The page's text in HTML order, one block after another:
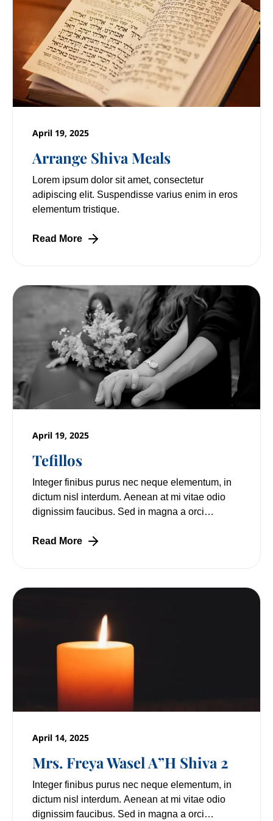
Arrange Shiva Meals
April 19, 2025
Lorem ipsum dolor sit amet, consectetur
adipiscing elit. Suspendisse varius enim in eros
elementum tristique.
Read More
Tefillos
April 19, 2025
Integer finibus purus nec neque elementum, in
dictum nisl interdum. Aenean at mi vitae odio
dignissim faucibus. Sed in magna a orci
Read More
Mrs. Freya Wasel A”H Shiva 2
April 14, 2025
Integer finibus purus nec neque elementum, in
dictum nisl interdum. Aenean at mi vitae odio
dignissim faucibus. Sed in magna a orci